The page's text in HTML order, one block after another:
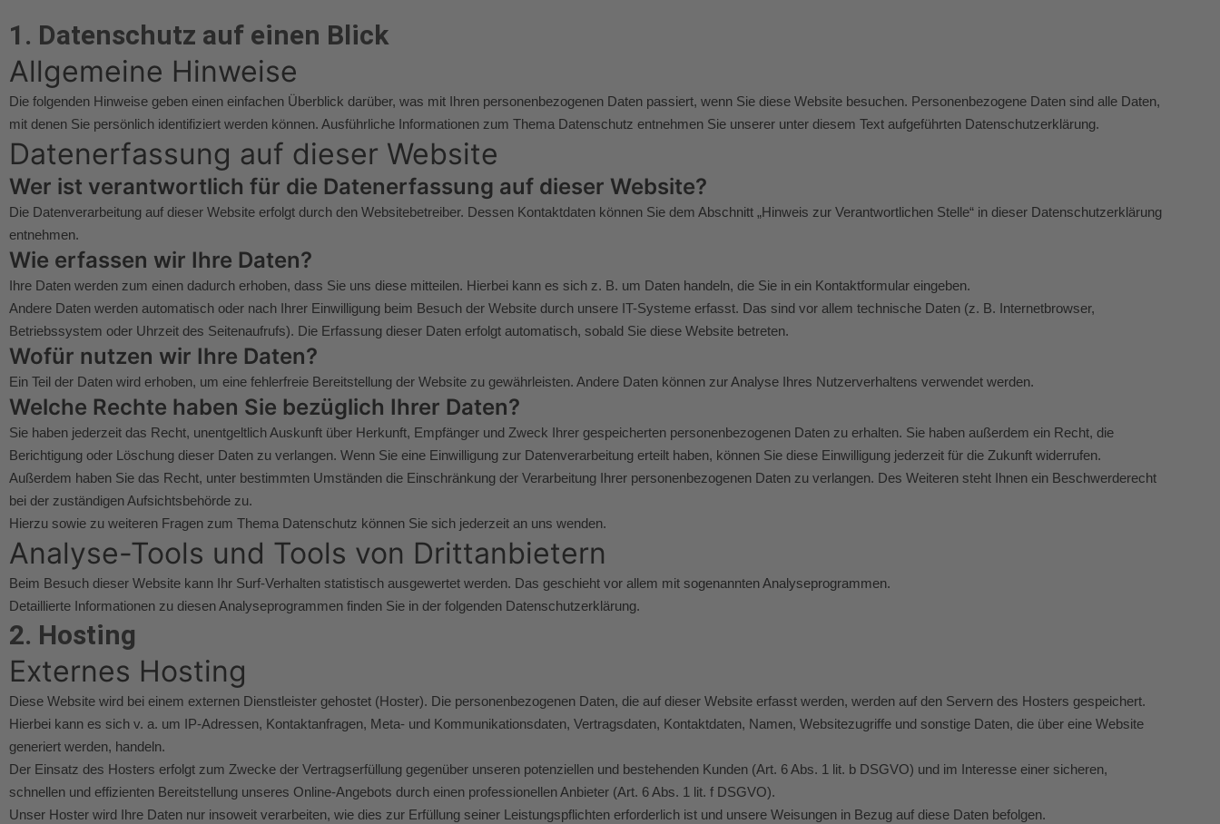
1. Datenschutz auf einen Blick
Allgemeine Hinweise
Die folgenden Hinweise geben einen einfachen Überblick darüber, was mit Ihren personenbezogenen Daten passiert, wenn Sie diese Website besuchen. Personenbezogene Daten sind alle Daten,
mit denen Sie persönlich identifiziert werden können. Ausführliche Informationen zum Thema Datenschutz entnehmen Sie unserer unter diesem Text aufgeführten Datenschutzerklärung.
Datenerfassung auf dieser Website
Wer ist verantwortlich für die Datenerfassung auf dieser Website?
Die Datenverarbeitung auf dieser Website erfolgt durch den Websitebetreiber. Dessen Kontaktdaten können Sie dem Abschnitt „Hinweis zur Verantwortlichen Stelle“ in dieser Datenschutzerklärung
entnehmen.
Wie erfassen wir Ihre Daten?
Ihre Daten werden zum einen dadurch erhoben, dass Sie uns diese mitteilen. Hierbei kann es sich z. B. um Daten handeln, die Sie in ein Kontaktformular eingeben.
Andere Daten werden automatisch oder nach Ihrer Einwilligung beim Besuch der Website durch unsere IT-Systeme erfasst. Das sind vor allem technische Daten (z. B. Internetbrowser,
Betriebssystem oder Uhrzeit des Seitenaufrufs). Die Erfassung dieser Daten erfolgt automatisch, sobald Sie diese Website betreten.
Wofür nutzen wir Ihre Daten?
Ein Teil der Daten wird erhoben, um eine fehlerfreie Bereitstellung der Website zu gewährleisten. Andere Daten können zur Analyse Ihres Nutzerverhaltens verwendet werden.
Welche Rechte haben Sie bezüglich Ihrer Daten?
Sie haben jederzeit das Recht, unentgeltlich Auskunft über Herkunft, Empfänger und Zweck Ihrer gespeicherten personenbezogenen Daten zu erhalten. Sie haben außerdem ein Recht, die
Berichtigung oder Löschung dieser Daten zu verlangen. Wenn Sie eine Einwilligung zur Datenverarbeitung erteilt haben, können Sie diese Einwilligung jederzeit für die Zukunft widerrufen.
Außerdem haben Sie das Recht, unter bestimmten Umständen die Einschränkung der Verarbeitung Ihrer personenbezogenen Daten zu verlangen. Des Weiteren steht Ihnen ein Beschwerderecht
bei der zuständigen Aufsichtsbehörde zu.
Hierzu sowie zu weiteren Fragen zum Thema Datenschutz können Sie sich jederzeit an uns wenden.
Analyse-Tools und Tools von Dritt­anbietern
Beim Besuch dieser Website kann Ihr Surf-Verhalten statistisch ausgewertet werden. Das geschieht vor allem mit sogenannten Analyseprogrammen.
Detaillierte Informationen zu diesen Analyseprogrammen finden Sie in der folgenden Datenschutzerklärung.
2. Hosting
Externes Hosting
Diese Website wird bei einem externen Dienstleister gehostet (Hoster). Die personenbezogenen Daten, die auf dieser Website erfasst werden, werden auf den Servern des Hosters gespeichert.
Hierbei kann es sich v. a. um IP-Adressen, Kontaktanfragen, Meta- und Kommunikationsdaten, Vertragsdaten, Kontaktdaten, Namen, Websitezugriffe und sonstige Daten, die über eine Website
generiert werden, handeln.
Der Einsatz des Hosters erfolgt zum Zwecke der Vertragserfüllung gegenüber unseren potenziellen und bestehenden Kunden (Art. 6 Abs. 1 lit. b DSGVO) und im Interesse einer sicheren,
schnellen und effizienten Bereitstellung unseres Online-Angebots durch einen professionellen Anbieter (Art. 6 Abs. 1 lit. f DSGVO).
Unser Hoster wird Ihre Daten nur insoweit verarbeiten, wie dies zur Erfüllung seiner Leistungspflichten erforderlich ist und unsere Weisungen in Bezug auf diese Daten befolgen.